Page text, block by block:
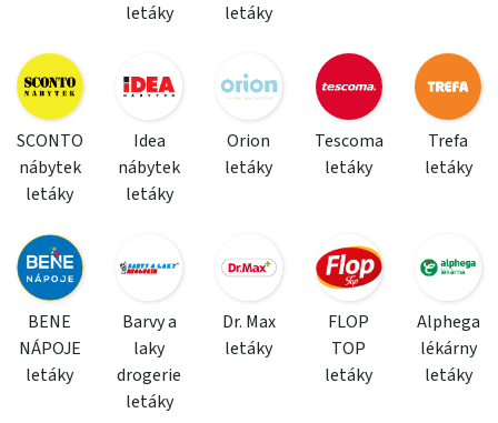
letáky
letáky
SCONTO
nábytek
letáky
Idea
nábytek
letáky
Orion
letáky
Tescoma
letáky
Trefa
letáky
BENE
NÁPOJE
letáky
Barvy a
laky
drogerie
letáky
Dr. Max
letáky
FLOP
TOP
letáky
Alphega
lékárny
letáky